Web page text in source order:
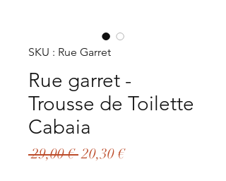
SKU : Rue Garret
Rue garret -
Trousse de Toilette
Cabaia
29,00 € Prix
20,30 €Prix